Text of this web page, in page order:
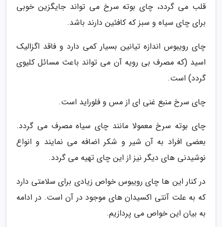
قلب می گردد، چای بوته سرخ می تواند جایگزین خوبی
برای چای سیاه و سبز که کافئین دارند باشد.
چای رویبوس اندازه تیانین بسیار کمی دارد و فاقد اگزالیک
اسید (که مصرف بی رویه آن می تواند باعث مسائل کلیوی
گردد) است.
چای سرخ منبع غنی ای از مس و فلوراید است.
چای بوته سرخ معمولا مانند چای سیاه مصرف می گردد.
بعضی افراد به آن شیر و شکر اضافه می نمایند و انواع
نوشیدنی های دیگر نیز از این چای تهیه می گردد.
در کنار این ها چای رویبوس خواص زیادی برای سلامتی دارد
که به علت آنتی اکسیدان های موجود در آن است. در ادامه
به بیان این خواص می پردازیم.